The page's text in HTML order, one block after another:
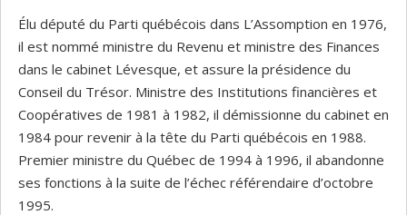
Élu député du Parti québécois dans L’Assomption en 1976,
il est nommé ministre du Revenu et ministre des Finances
dans le cabinet Lévesque, et assure la présidence du
Conseil du Trésor. Ministre des Institutions financières et
Coopératives de 1981 à 1982, il démissionne du cabinet en
1984 pour revenir à la tête du Parti québécois en 1988.
Premier ministre du Québec de 1994 à 1996, il abandonne
ses fonctions à la suite de l’échec référendaire d’octobre
1995.